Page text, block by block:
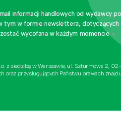
informacji handlowych od wydawcy
tym w formie newslettera, dotyczących
wycofana w każdym momencie –
z siedzibą w Warszawie, ul. Szturmowa 2,
oraz przysługujących Państwu prawach